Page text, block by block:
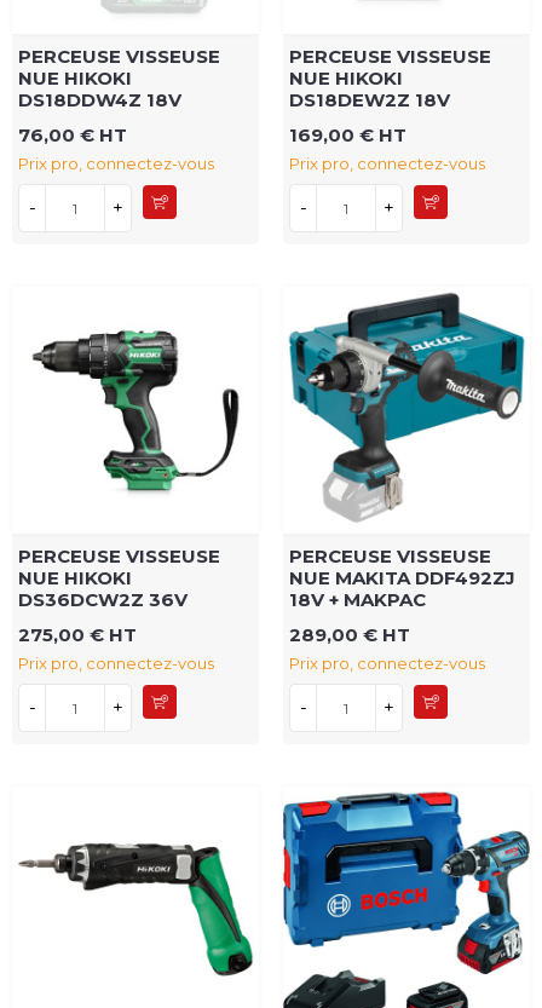
PERCEUSE VISSEUSE
NUE HIKOKI
DS18DDW4Z 18V
76,00 € HT
Prix pro, connectez-vous
- +
PERCEUSE VISSEUSE
NUE HIKOKI
DS18DEW2Z 18V
169,00 € HT
Prix pro, connectez-vous
- +
PERCEUSE VISSEUSE
NUE HIKOKI
DS36DCW2Z 36V
275,00 € HT
Prix pro, connectez-vous
- +
PERCEUSE VISSEUSE
NUE MAKITA DDF492ZJ
18V + MAKPAC
289,00 € HT
Prix pro, connectez-vous
- +